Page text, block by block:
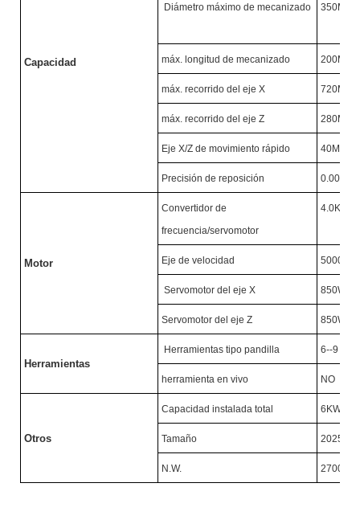
Capacidad
Diámetro máximo de mecanizado 350MM
máx. longitud de mecanizado 200MM
máx. recorrido del eje X 720MM
máx. recorrido del eje Z 280MM
Eje X/Z de movimiento rápido 40M/
Precisión de reposición
Motor
Convertidor de
frecuencia/servomotor
4.0KW/
Eje de velocidad 5000R/
Servomotor del eje X 850W
Servomotor del eje Z 850W
Herramientas
Herramientas tipo pandilla 6--9
herramienta en vivo NO
Otros
Capacidad instalada total 6KW
Tamaño
N.W. 2700KG